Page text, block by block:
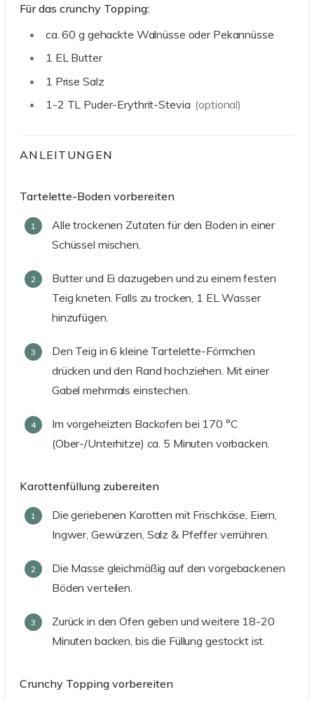
Für das crunchy Topping:
ca. 60 g gehackte Walnüsse oder Pekannüsse
1 EL Butter
1 Prise Salz
1-2 TL Puder-Erythrit-Stevia (optional)
ANLEITUNGEN
Tartelette-Boden vorbereiten
Alle trockenen Zutaten für den Boden in einer
Schüssel mischen.
Butter und Ei dazugeben und zu einem festen
Teig kneten. Falls zu trocken, 1 EL Wasser
hinzufügen.
Den Teig in 6 kleine Tartelette-Förmchen
drücken und den Rand hochziehen. Mit einer
Gabel mehrmals einstechen.
Im vorgeheizten Backofen bei 170 °C
(Ober-/Unterhitze) ca. 5 Minuten vorbacken.
Karottenfüllung zubereiten
Die geriebenen Karotten mit Frischkäse, Eiern,
Ingwer, Gewürzen, Salz & Pfeffer verrühren.
Die Masse gleichmäßig auf den vorgebackenen
Böden verteilen.
Zurück in den Ofen geben und weitere 18-20
Minuten backen, bis die Füllung gestockt ist.
Crunchy Topping vorbereiten